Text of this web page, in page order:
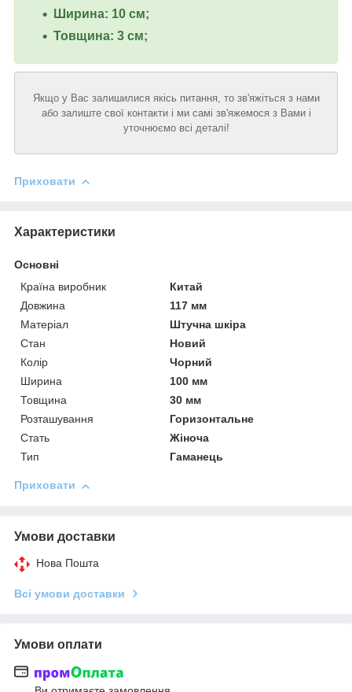
Ширина: 10 см;
Товщина: 3 см;
Якщо у Вас залишилися якісь питання, то зв'яжіться з нами
або залиште свої контакти і ми самі зв'яжемося з Вами і
уточнюємо всі деталі!
Приховати
Характеристики
Основні
Країна виробник
Китай
Довжина
117 мм
Матеріал
Штучна шкіра
Стан
Новий
Колір
Чорний
Ширина
100 мм
Товщина
30 мм
Розташування
Горизонтальне
Стать
Жіноча
Тип
Гаманець
Приховати
Умови доставки
Нова Пошта
Всі умови доставки
Умови оплати